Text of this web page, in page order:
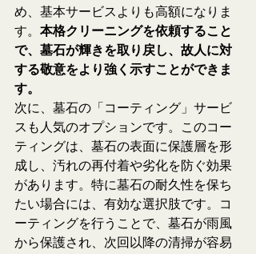
め、基本サービスよりも高額になりま
す。 本格クリーニングを依頼すること
で、墓石が輝きを取り戻し、故人に対
する敬意をより強く示すことができま
す。
次に、墓石の「コーティング」サービ
スも人気のオプションです。このコー
ティングは、墓石の表面に保護層を形
成し、汚れの再付着や劣化を防ぐ効果
があります。特に墓石の耐久性を保ち
たい場合には、有効な選択肢です。コ
ーティングを行うことで、墓石が雨風
から保護され、次回以降の清掃が容易